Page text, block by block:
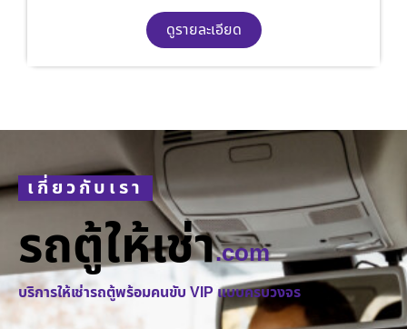
ดูรายละเอียด
เกี่ยวกับเรา
รถตู้ให้เช่า.com
บริการให้เช่ารถตู้พร้อมคนขับ VIP แบบครบวงจร